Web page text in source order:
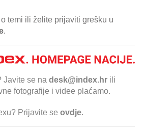
temi ili želite prijaviti grešku u
.
Javite se na desk@index.hr ili
fotografije i videe plaćamo.
Prijavite se ovdje.